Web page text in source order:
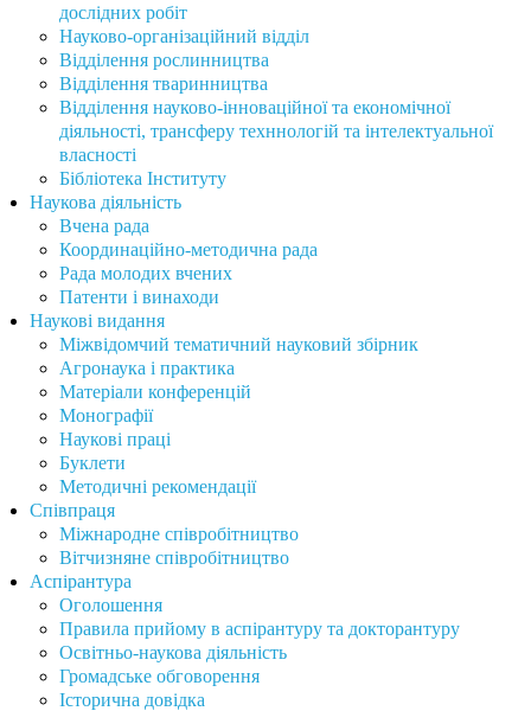
дослідних робіт
Науково-організаційний відділ
Відділення рослинництва
Відділення тваринництва
Відділення науково-інноваційної та економічної
діяльності, трансферу техннологій та інтелектуальної
власності
Бібліотека Інституту
Наукова діяльність
Вчена рада
Координаційно-методична рада
Рада молодих вчених
Патенти і винаходи
Наукові видання
Міжвідомчий тематичний науковий збірник
Агронаука і практика
Матеріали конференцій
Монографії
Наукові праці
Буклети
Методичні рекомендації
Співпраця
Міжнародне співробітництво
Вітчизняне співробітництво
Аспірантура
Оголошення
Правила прийому в аспірантуру та докторантуру
Освітньо-наукова діяльність
Громадське обговорення
Історична довідка